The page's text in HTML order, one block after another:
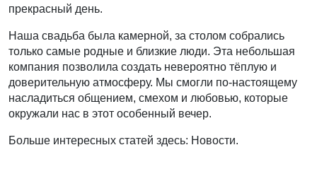
прекрасный день.
Наша свадьба была камерной, за столом собрались
только самые родные и близкие люди. Эта небольшая
компания позволила создать невероятно тёплую и
доверительную атмосферу. Мы смогли по-настоящему
насладиться общением, смехом и любовью, которые
окружали нас в этот особенный вечер.
Больше интересных статей здесь: Новости.